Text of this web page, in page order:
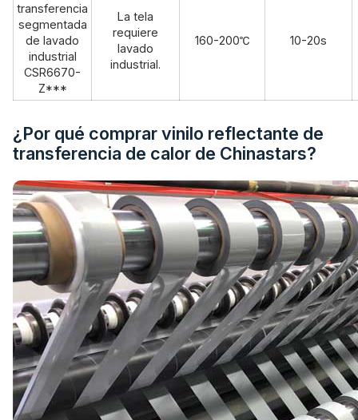
transferencia
segmentada
de lavado
industrial
CSR6670-
Z***
La tela
requiere
lavado
industrial.
160-200℃ 10-20s
¿Por qué comprar vinilo reflectante de
transferencia de calor de Chinastars?